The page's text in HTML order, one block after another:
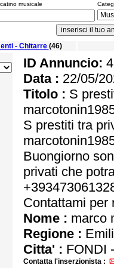
musicale
- Chitarre (46)
ID Annuncio:
Data : 22/05/
Titolo : S
S prestiti tra
Buongiorno
privati che
Contattami per
Nome : marco
Regione :
Citta' : FONDI
Contatta l'inserzionista :